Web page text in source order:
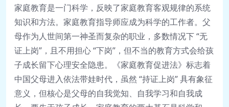
家庭教育是一门科学，反映了家庭教育客观规律的系统
知识和方法。家庭教育指导师应成为科学的工作者。父
母作为人世间第一神圣而复杂的职业，多数情况下 “无
证上岗”，且不用担心 “下岗”，但不当的教育方式会给孩
子成长留下心理安全隐患。《家庭教育促进法》标志着
中国父母进入依法带娃时代，虽然 “持证上岗” 具有象征
意义，但核心是父母的自我觉知、自我学习和自我成